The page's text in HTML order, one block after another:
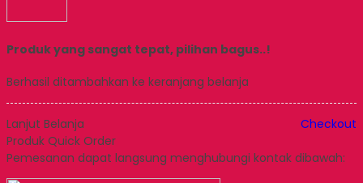
Produk yang sangat tepat, pilihan bagus..!
Berhasil ditambahkan ke keranjang belanja
Lanjut Belanja
Checkout
Produk Quick Order
Pemesanan dapat langsung menghubungi kontak dibawah: